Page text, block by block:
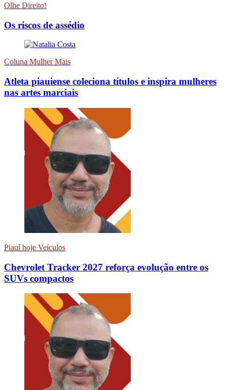
Olhe Direito!
Os riscos de assédio
Coluna Mulher Mais
Atleta piauiense coleciona títulos e inspira mulheres
nas artes marciais
Piauí hoje Veículos
Chevrolet Tracker 2027 reforça evolução entre os
SUVs compactos